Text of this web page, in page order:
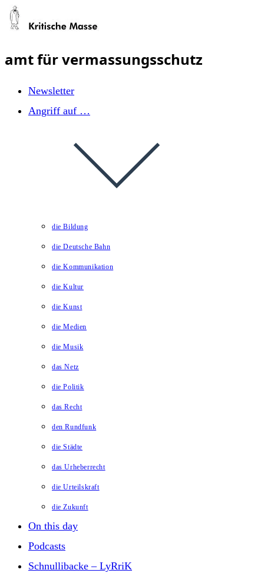
Zum
springen
amt für vermassungsschutz
Newsletter
Angriff auf …
die Bildung
die Deutsche Bahn
die Kommunikation
die Kultur
die Kunst
die Medien
die Musik
das Netz
die Politik
das Recht
den Rundfunk
die Städte
das Urheberrecht
die Urteilskraft
die Zukunft
On this day
Podcasts
Schnullibacke – LyRriK